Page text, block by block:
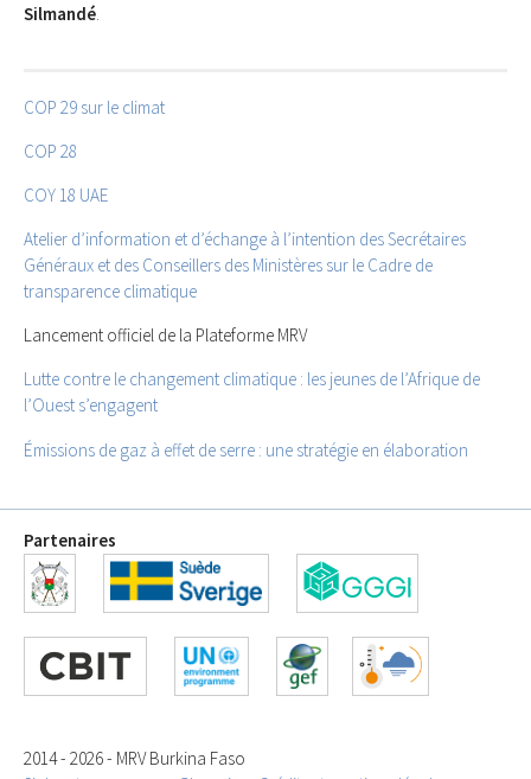
Silmandé
COP 29 sur le climat
COP 28
COY 18 UAE
Atelier d’information et d’échange à l’intention des Secrétaires
Généraux et des Conseillers des Ministères sur le Cadre de
transparence climatique
Lancement officiel de la Plateforme MRV
Lutte contre le changement climatique : les jeunes de l’Afrique de
l’Ouest s’engagent
Émissions de gaz à effet de serre : une stratégie en élaboration
Partenaires
2014 - 2026 - MRV Burkina Faso